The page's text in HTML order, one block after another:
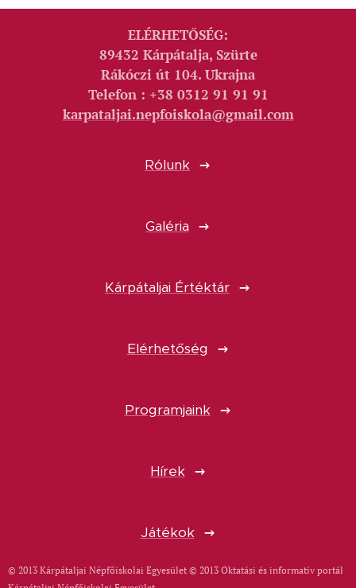
ELÉRHETŐSÉG:
89432 Kárpátalja, Szürte
Rákóczi út 104. Ukrajna
Telefon : +38 0312 91 91 91
karpataljai.nepfoiskola@gmail.com
Rólunk
Galéria
Kárpátaljai Értéktár
Elérhetőség
Programjaink
Hírek
Játékok
© 2013 Kárpátaljai Népfőiskolai Egyesület © 2013 Oktatási és informatív portál